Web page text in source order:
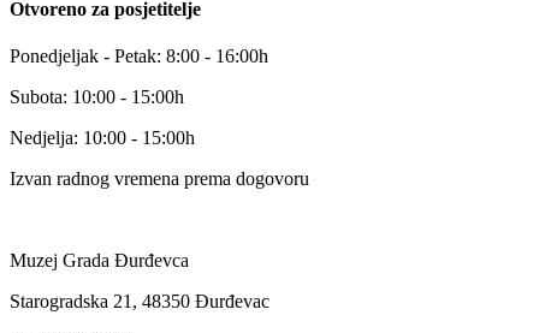
Otvoreno za posjetitelje
Ponedjeljak - Petak: 8:00 - 16:00h
Subota: 10:00 - 15:00h
Nedjelja: 10:00 - 15:00h
Izvan radnog vremena prema dogovoru
Muzej Grada Đurđevca
Starogradska 21, 48350 Đurđevac